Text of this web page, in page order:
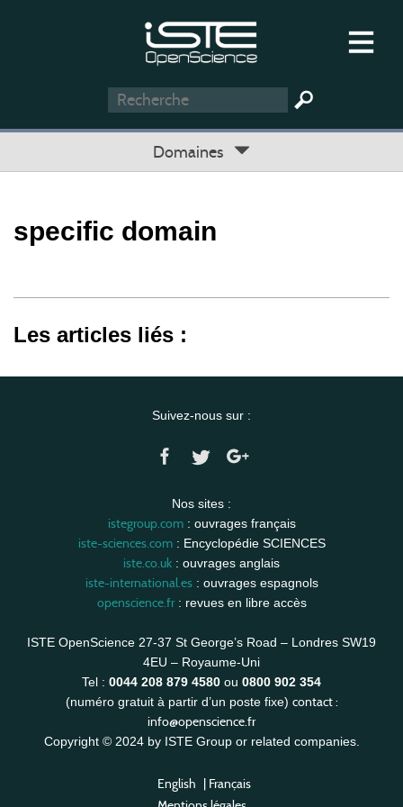
Domaines
specific domain
Les articles liés :
Suivez-nous sur :
Nos sites :
istegroup.com: ouvrages français
iste-sciences.com: Encyclopédie SCIENCES
iste.co.uk : ouvrages anglais
iste-international.es: ouvrages espagnols
openscience.fr: revues en libre accès
ISTE OpenScience 27-37 St George’s Road – Londres SW19
4EU – Royaume-Uni
Tel : 0044 208 879 4580 ou 0800 902 354
(numéro gratuit à partir d’un poste fixe) contact :
info@openscience.fr
Copyright © 2024 by ISTE Group or related companies.
English | Français